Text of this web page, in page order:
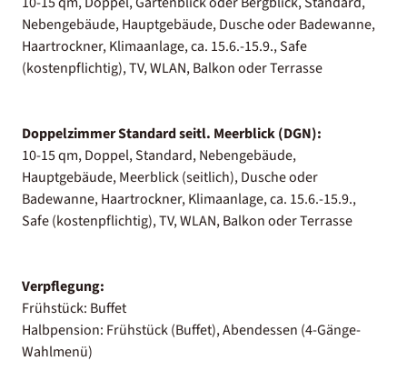
Nebengebäude, Hauptgebäude, Dusche oder Badewanne,
Haartrockner, Klimaanlage, ca. 15.6.-15.9., Safe
(kostenpflichtig), TV, WLAN, Balkon oder Terrasse
Doppelzimmer Standard seitl. Meerblick (DGN):
10-15 qm, Doppel, Standard, Nebengebäude,
Hauptgebäude, Meerblick (seitlich), Dusche oder
Badewanne, Haartrockner, Klimaanlage, ca. 15.6.-15.9.,
Safe (kostenpflichtig), TV, WLAN, Balkon oder Terrasse
Verpflegung:
Frühstück: Buffet
Halbpension: Frühstück (Buffet), Abendessen (4-Gänge-
Wahlmenü)